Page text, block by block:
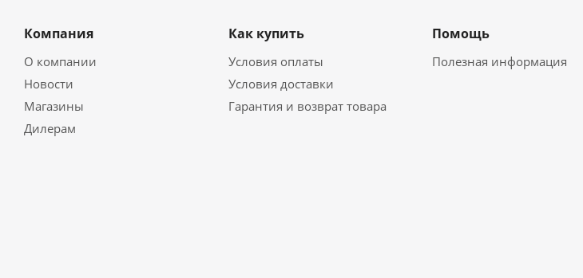
Компания
О компании
Новости
Магазины
Дилерам
Как купить
Условия оплаты
Условия доставки
Гарантия и возврат товара
Помощь
Полезная информация